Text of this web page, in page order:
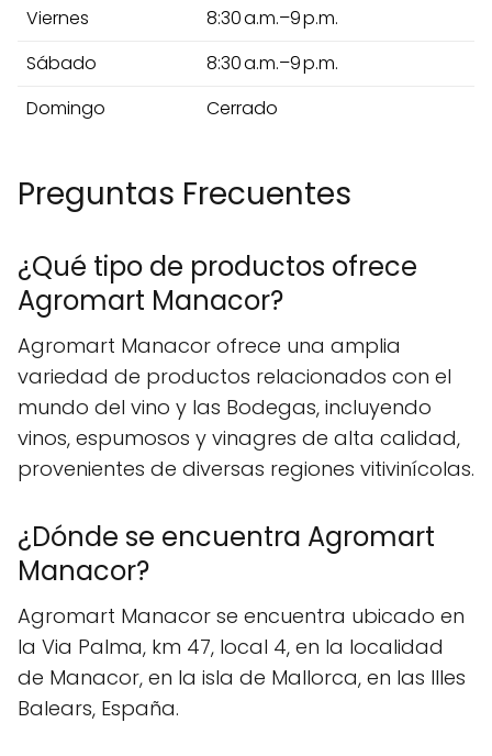
Viernes
8:30 a.m.–9 p.m.
Sábado
8:30 a.m.–9 p.m.
Domingo
Cerrado
Preguntas Frecuentes
¿Qué tipo de productos ofrece
Agromart Manacor?
Agromart Manacor ofrece una amplia
variedad de productos relacionados con el
mundo del vino y las Bodegas, incluyendo
vinos, espumosos y vinagres de alta calidad,
provenientes de diversas regiones vitivinícolas.
¿Dónde se encuentra Agromart
Manacor?
Agromart Manacor se encuentra ubicado en
la Via Palma, km 47, local 4, en la localidad
de Manacor, en la isla de Mallorca, en las Illes
Balears, España.